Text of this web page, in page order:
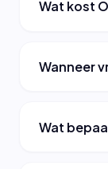
Wat kost
Wanneer
Wat